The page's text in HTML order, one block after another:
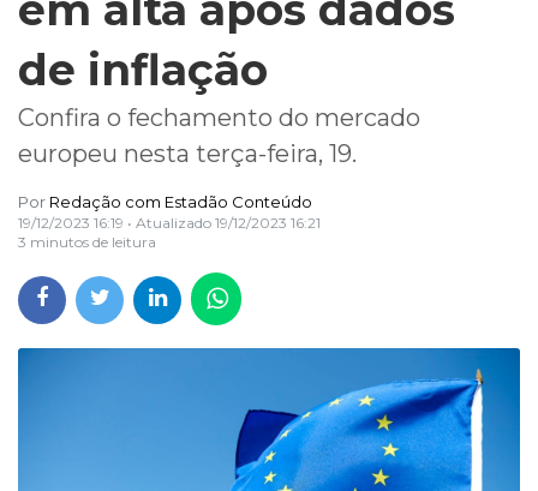
de inflação
Confira o fechamento do mercado
europeu nesta terça-feira, 19.
Por Redação com Estadão Conteúdo
19/12/2023 16:19 • Atualizado 19/12/2023 16:21
3 minutos de leitura